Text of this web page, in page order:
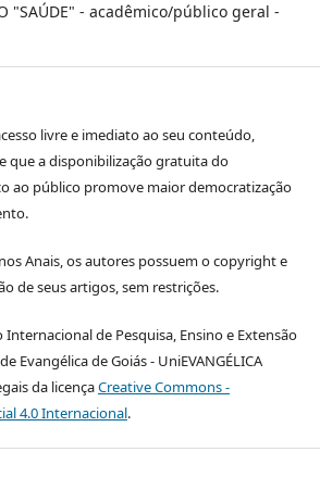
"SAÚDE" - acadêmico/público geral -
livre e imediato ao seu conteúdo,
que a disponibilização gratuita do
ao público promove maior democratização
Anais, os autores possuem o copyright e
de seus artigos, sem restrições.
Internacional de Pesquisa, Ensino e Extensão
Evangélica de Goiás - UniEVANGÉLICA
da licençaCreative Commons -
4.0 Internacional.